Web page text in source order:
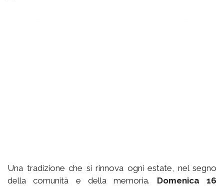
Una tradizione che si rinnova ogni estate, nel segno
della comunità e della memoria. Domenica 16